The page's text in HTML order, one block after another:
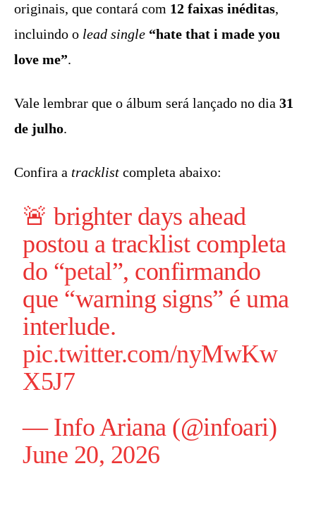
originais, que contará com 12 faixas inéditas,
incluindo o lead single “hate that i made you
love me”.
Vale lembrar que o álbum será lançado no dia 31
de julho.
Confira a tracklist completa abaixo:
🚨 brighter days ahead
postou a tracklist completa
do “petal”, confirmando
que “warning signs” é uma
interlude.
pic.twitter.com/nyMwKw
X5J7
— Info Ariana (@infoari)
June 20, 2026